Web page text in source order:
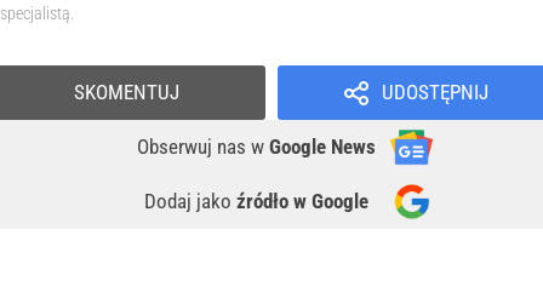
specjalistą.
UDOSTĘPNIJ
Obserwuj nas w Google News
Dodaj jako źródło w Google
SKOMENTUJ